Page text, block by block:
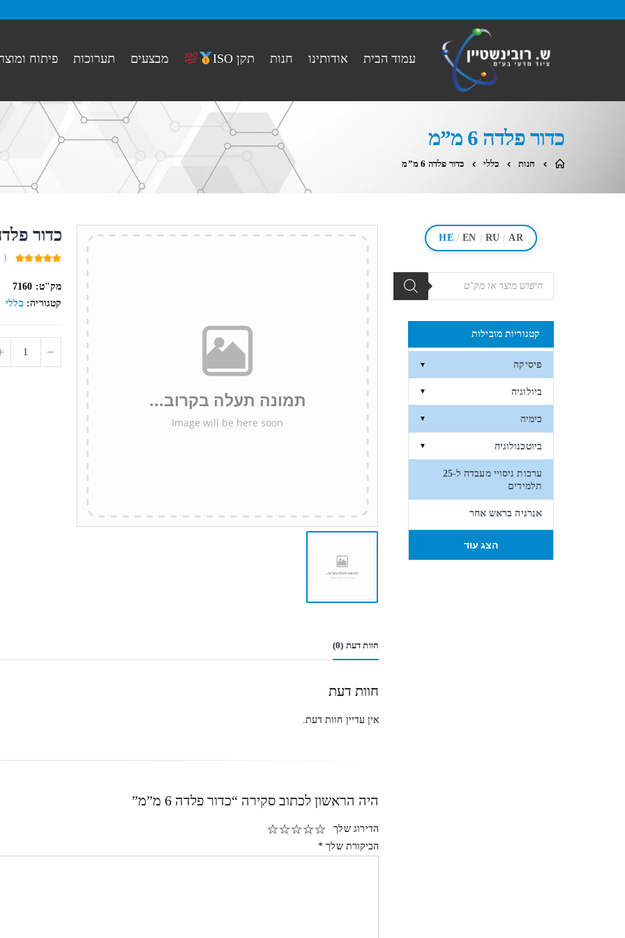
עמוד הבית אודותינו חנות תקן ISO מבצעים תערוכות פיתוח
כדור פלדה 6 מ”מ
חנות כללי כדור פלדה 6 מ”מ
כדור פלדה 6
out
of
5
(
מק"ט: 7160
קטגוריה: כללי
חוות דעת (0)
חוות דעת
אין עדיין חוות דעת.
היה הראשון לכתוב סקירה “כדור פלדה 6 מ”מ”
הדירוג שלך
הביקורת שלך *
HE / EN / RU / AR
מוצרים
search
קטגוריות מובילות
פיסיקה ▼
ביולוגיה ▼
כימיה ▼
ביוטכנולוגיה ▼
ערכות ניסויי מעבדה ל-25
תלמידים
אנרגיה בראש אחר
הצג עוד